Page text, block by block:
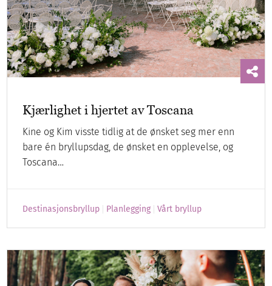
Kjærlighet i hjertet av Toscana
Kine og Kim visste tidlig at de ønsket seg mer enn
bare én bryllupsdag, de ønsket en opplevelse, og
Toscana…
Destinasjonsbryllup Planlegging Vårt bryllup